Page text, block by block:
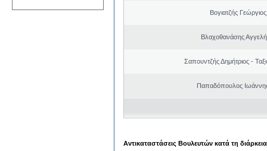
Βογιατζής
Βλαχοθανάσης
Σαπουντζής Δημήτριος -
Παπαδόπουλος
Αντικαταστάσεις Βουλευτών κατά τη